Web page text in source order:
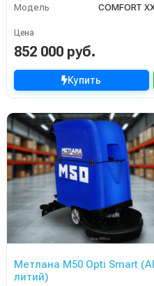
Модель
COMFORT
Цена
852 000 руб.
Купить
Метлана М50 Opti Smart
литий)